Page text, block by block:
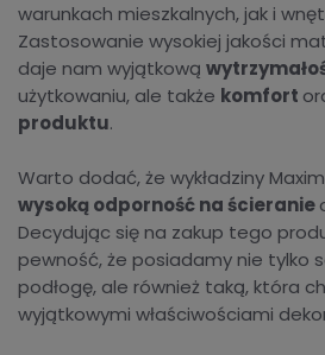
warunkach mieszkalnych, jak i
Zastosowanie wysokiej jakości
daje nam wyjątkową
użytkowaniu, ale także komfort
produktu.
Warto dodać, że wykładziny
wysoką odporność na ścieranie
Decydując się na zakup tego
pewność, że posiadamy nie tylko
podłogę, ale również taką, która
wyjątkowymi właściwościami